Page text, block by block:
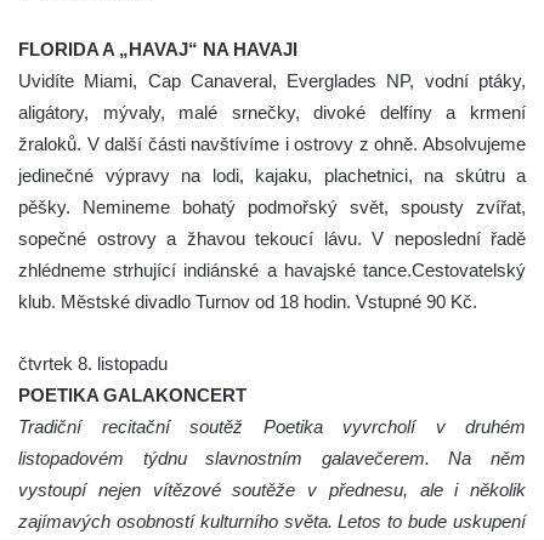
FLORIDA A „HAVAJ“ NA HAVAJI
Uvidíte Miami, Cap Canaveral, Everglades NP, vodní ptáky,
aligátory, mývaly, malé srnečky, divoké delfíny a krmení
žraloků. V další části navštívíme i ostrovy z ohně. Absolvujeme
jedinečné výpravy na lodi, kajaku, plachetnici, na skútru a
pěšky. Nemineme bohatý podmořský svět, spousty zvířat,
sopečné ostrovy a žhavou tekoucí lávu. V neposlední řadě
zhlédneme strhující indiánské a havajské tance.Cestovatelský
klub. Městské divadlo Turnov od 18 hodin. Vstupné 90 Kč.
čtvrtek 8. listopadu
POETIKA GALAKONCERT
Tradiční recitační soutěž Poetika vyvrcholí v druhém
listopadovém týdnu slavnostním galavečerem. Na něm
vystoupí nejen vítězové soutěže v přednesu, ale i několik
zajímavých osobností kulturního světa. Letos to bude uskupení